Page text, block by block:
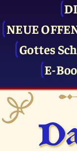
NEUE
Gottes
E-